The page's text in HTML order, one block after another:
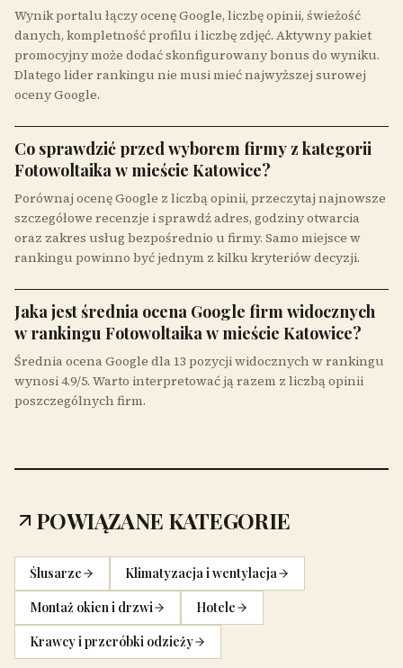
Wynik portalu łączy ocenę Google, liczbę opinii, świeżość
danych, kompletność profilu i liczbę zdjęć. Aktywny pakiet
promocyjny może dodać skonfigurowany bonus do wyniku.
Dlatego lider rankingu nie musi mieć najwyższej surowej
oceny Google.
Co sprawdzić przed wyborem firmy z kategorii
Fotowoltaika w mieście Katowice?
Porównaj ocenę Google z liczbą opinii, przeczytaj najnowsze
szczegółowe recenzje i sprawdź adres, godziny otwarcia
oraz zakres usług bezpośrednio u firmy. Samo miejsce w
rankingu powinno być jednym z kilku kryteriów decyzji.
Jaka jest średnia ocena Google firm widocznych
w rankingu Fotowoltaika w mieście Katowice?
Średnia ocena Google dla 13 pozycji widocznych w rankingu
wynosi 4.9/5. Warto interpretować ją razem z liczbą opinii
poszczególnych firm.
POWIĄZANE KATEGORIE
Ślusarze
Klimatyzacja i wentylacja
Montaż okien i drzwi
Hotele
Krawcy i przeróbki odzieży